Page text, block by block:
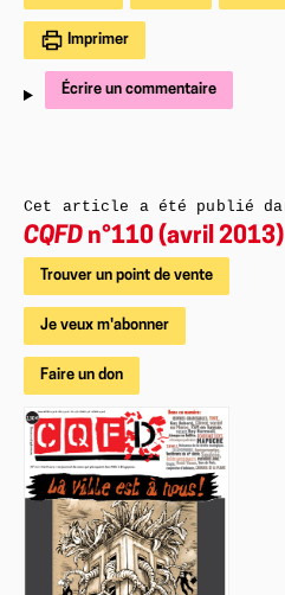
Imprimer
Écrire un commentaire
Cet article a été publié
CQFD n°110 (avril 2013)
Trouver un point de vente
Je veux m'abonner
Faire un don